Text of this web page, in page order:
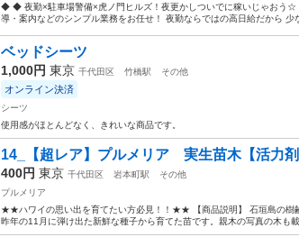
◆ ◆ 夜勤×駐車場警備×虎ノ門ヒルズ！夜更かしついでに稼いじゃおう☆
導・案内などのシンプル業務をお任せ！ 夜勤ならではの高日給だから 少
ベッドシーツ
1,000円 東京 千代田区 竹橋駅 その他
オンライン決済
シーツ
使用感がほとんどなく、きれいな商品です。
14_【超レア】プルメリア 実生苗木【活力
400円 東京 千代田区 岩本町駅
その他
プルメリア
★★ハワイの思い出を育てたい方必見！！★★ 【商品説明】 石垣島の樹
昨年の11月に弾け出た新鮮な種子から育てた苗です。親木の写真の木も